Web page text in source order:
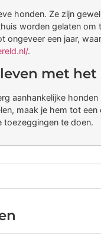
honden. Ze zijn
worden gelaten
ongeveer een jaar,
.
met het
aanhankelijke
maak je hem tot
toezeggingen te doen.